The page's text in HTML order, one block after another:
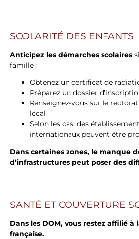
SCOLARITÉ DES ENFANTS
Anticipez les démarches scolaires
famille :
Obtenez un certificat de
Préparez un dossier
Renseignez-vous sur le
local
Selon les cas, des
internationaux peuvent être
Dans certaines zones, le manque
d’infrastructures peut poser des
SANTÉ ET COUVERTURE
Dans les DOM, vous restez affilié à
française.